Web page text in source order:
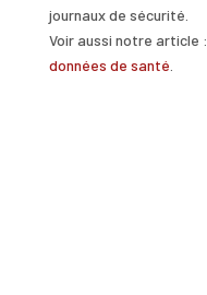
journaux de sécurité.
Voir aussi notre article :
données de santé